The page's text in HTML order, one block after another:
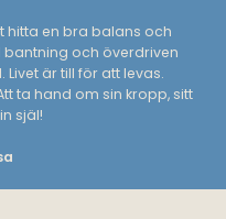
hitta en bra balans och
bantning och överdriven
är till för att levas.
ta hand om sin kropp, sitt
själ!